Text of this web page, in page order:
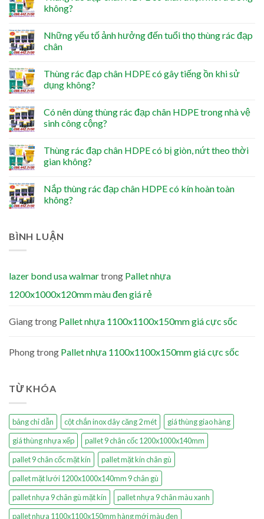
không?
Những yếu tố ảnh hưởng đến tuổi thọ thùng rác đạp
chân
Thùng rác đạp chân HDPE có gây tiếng ồn khi sử
dụng không?
Có nên dùng thùng rác đạp chân HDPE trong nhà vệ
sinh công cộng?
Thùng rác đạp chân HDPE có bị giòn, nứt theo thời
gian không?
Nắp thùng rác đạp chân HDPE có kín hoàn toàn
không?
BÌNH LUẬN
lazer bond usa walmartrong Pallet nhựa
1200x1000x120mm màu đen giá rẻ
Giangtrong Pallet nhựa 1100x1100x150mm giá cực sốc
Phongtrong Pallet nhựa 1100x1100x150mm giá cực sốc
TỪ KHÓA
bảng chỉ dẫn cột chắn inox dây căng 2 mét
giá thùng giao hàng
giá thùng nhựa xếp
pallet 9 chân cốc 1200x1000x140mm
pallet 9 chân cốc mặt kín
pallet mặt kín chân gù
pallet mặt lưới 1200x1000x140mm 9 chân gù
pallet nhựa 9 chân gù mặt kín
pallet nhựa 9 chân màu xanh
pallet nhựa 1100x1100x150mm hàng mới màu đen